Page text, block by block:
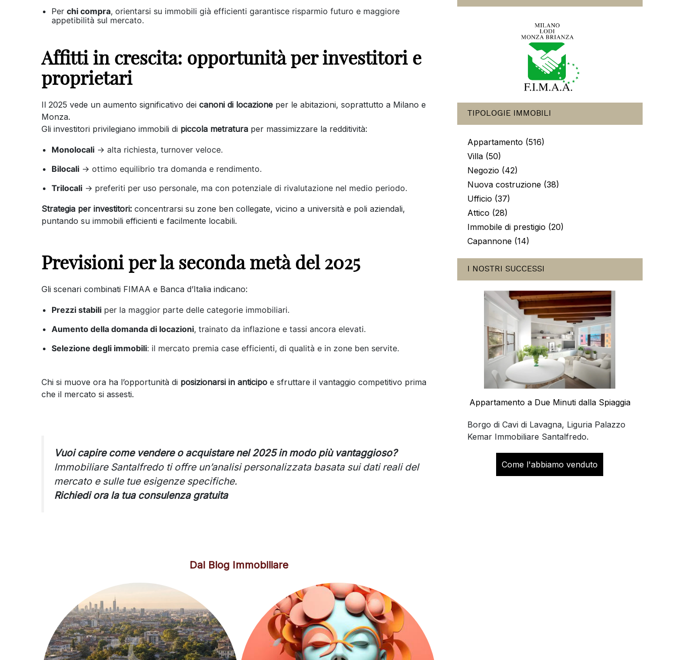
Per chi compra, orientarsi su immobili già efficienti garantisce risparmio futuro e maggiore
appetibilità sul mercato.
Affitti in crescita: opportunità per investitori e
proprietari
Il 2025 vede un aumento significativo dei canoni di locazione per le abitazioni, soprattutto a Milano e
Monza.
Gli investitori privilegiano immobili di piccola metratura per massimizzare la redditività:
Monolocali → alta richiesta, turnover veloce.
Bilocali → ottimo equilibrio tra domanda e rendimento.
Trilocali → preferiti per uso personale, ma con potenziale di rivalutazione nel medio periodo.
Strategia per investitori: concentrarsi su zone ben collegate, vicino a università e poli aziendali,
puntando su immobili efficienti e facilmente locabili.
Previsioni per la seconda metà del 2025
Gli scenari combinati FIMAA e Banca d’Italia indicano:
Prezzi stabili per la maggior parte delle categorie immobiliari.
Aumento della domanda di locazioni, trainato da inflazione e tassi ancora elevati.
Selezione degli immobili: il mercato premia case efficienti, di qualità e in zone ben servite.
Chi si muove ora ha l’opportunità di posizionarsi in anticipo e sfruttare il vantaggio competitivo prima
che il mercato si assesti.
Vuoi capire come vendere o acquistare nel 2025 in modo più vantaggioso?
Immobiliare Santalfredo ti offre un’analisi personalizzata basata sui dati reali del
mercato e sulle tue esigenze specifiche.
Richiedi ora la tua consulenza gratuita
Dal Blog Immobiliare
TIPOLOGIE IMMOBILI
Appartamento (516)
Villa (50)
Negozio (42)
Nuova costruzione (38)
Ufficio (37)
Attico (28)
Immobile di prestigio (20)
Capannone (14)
I NOSTRI SUCCESSI
Appartamento a Due Minuti dalla Spiaggia
Borgo di Cavi di Lavagna, Liguria Palazzo
Kemar Immobiliare Santalfredo.
Come l'abbiamo venduto